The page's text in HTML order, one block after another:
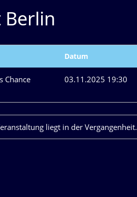
Chance
Datum
03.11.2025 19:30
liegt in der Vergangenheit.